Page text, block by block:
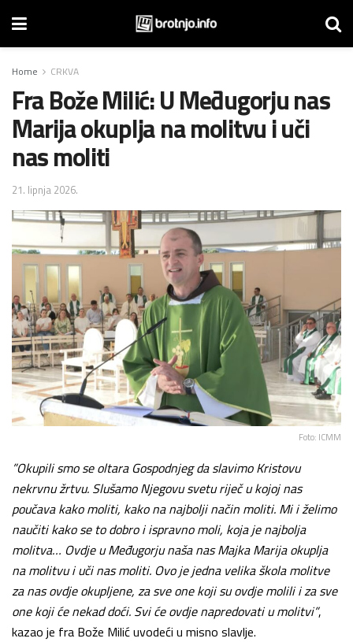
Home CRKVA
Fra Bože Milić: U Međugorju nas
Marija okuplja na molitvu i uči
nas moliti
21. lipnja 2026.
Foto: ICMM
”Okupili smo se oltara Gospodnjeg da slavimo Kristovu
nekrvnu žrtvu. Slušamo Njegovu svetu riječ u kojoj nas
poučava kako moliti, kako na najbolji način moliti. Mi i želimo
naučiti kako se to dobro i ispravno moli, koja je najbolja
molitva… Ovdje u Međugorju naša nas Majka Marija okuplja
na molitvu i uči nas moliti. Ovo je jedna velika škola molitve
za nas ovdje okupljene, za sve one koji su ovdje molili i za sve
one koji će nekad doći. Svi će ovdje napredovati u molitvi”,
kazao je fra Bože Milić uvodeći u misno slavlje.